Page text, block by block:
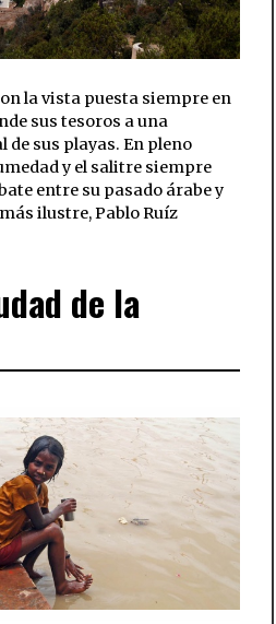
la vista puesta siempre en
sus tesoros a una
sus playas. En pleno
y el salitre siempre
entre su pasado árabe y
ilustre, Pablo Ruíz
de la